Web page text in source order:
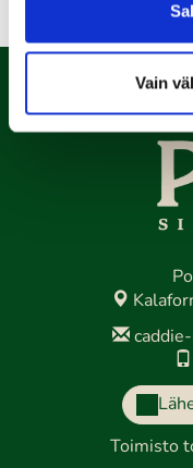
Vain
Takaisin pääsivulle
caddie-
Toimisto